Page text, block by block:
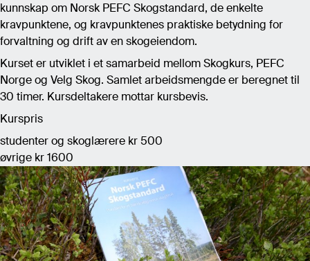
kunnskap om Norsk PEFC Skogstandard, de enkelte
kravpunktene, og kravpunktenes praktiske betydning for
forvaltning og drift av en skogeiendom.
Kurset er utviklet i et samarbeid mellom Skogkurs, PEFC
Norge og Velg Skog. Samlet arbeidsmengde er beregnet til
30 timer. Kursdeltakere mottar kursbevis.
Kurspris
studenter og skoglærere kr 500
øvrige kr 1600